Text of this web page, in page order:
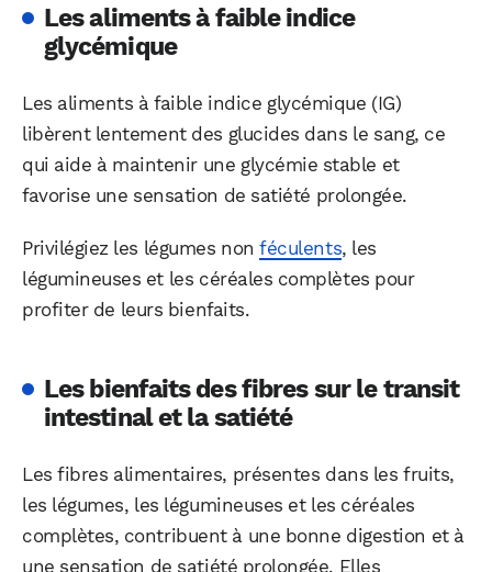
Les aliments à faible indice
glycémique
Les aliments à faible indice glycémique (IG)
libèrent lentement des glucides dans le sang, ce
qui aide à maintenir une glycémie stable et
favorise une sensation de satiété prolongée.
Privilégiez les légumes nonféculents, les
légumineuses et les céréales complètes pour
profiter de leurs bienfaits.
Les bienfaits des fibres sur le transit
intestinal et la satiété
Les fibres alimentaires, présentes dans les fruits,
les légumes, les légumineuses et les céréales
complètes, contribuent à une bonne digestion et à
une sensation de satiété prolongée. Elles